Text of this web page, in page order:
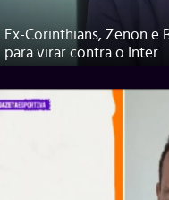
Ex-Corinthians, Zenon e
para virar contra o Inter